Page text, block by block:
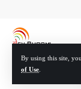
By using this site,
of Use
© Devbhoomi